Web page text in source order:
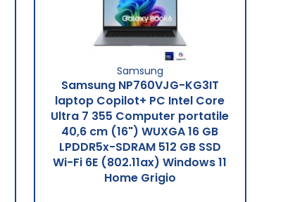
Samsung
Samsung NP760VJG-KG3IT
laptop Copilot+ PC Intel Core
Ultra 7 355 Computer portatile
40,6 cm (16") WUXGA 16 GB
LPDDR5x-SDRAM 512 GB SSD
Wi-Fi 6E (802.11ax) Windows 11
Home Grigio